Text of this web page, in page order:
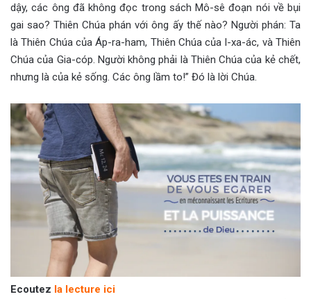
dậy, các ông đã không đọc trong sách Mô-sê đoạn nói về bụi
gai sao? Thiên Chúa phán với ông ấy thế nào? Người phán: Ta
là Thiên Chúa của Áp-ra-ham, Thiên Chúa của I-xa-ác, và Thiên
Chúa của Gia-cóp. Người không phải là Thiên Chúa của kẻ chết,
nhưng là của kẻ sống. Các ông lầm to!” Đó là lời Chúa.
Ecoutez la lecture ici